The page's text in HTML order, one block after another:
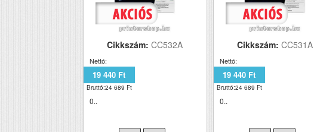
Cikkszám:CC532A
Nettó:
19 440 Ft
Bruttó:24 689 Ft
0..
Cikkszám:CC531A
Nettó:
19 440 Ft
Bruttó:24 689 Ft
0..